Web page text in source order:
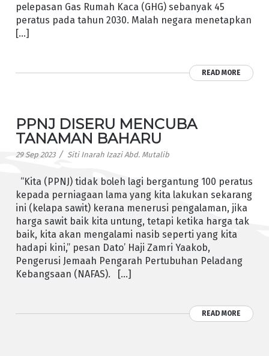
pelepasan Gas Rumah Kaca (GHG) sebanyak 45
peratus pada tahun 2030. Malah negara menetapkan
[…]
READ MORE
PPNJ DISERU MENCUBA
TANAMAN BAHARU
29 Sep 2023 / Siti Inarah Izazi Abd. Mutalib
“Kita (PPNJ) tidak boleh lagi bergantung 100 peratus
kepada perniagaan lama yang kita lakukan sekarang
ini (kelapa sawit) kerana menerusi pengalaman, jika
harga sawit baik kita untung, tetapi ketika harga tak
baik, kita akan mengalami nasib seperti yang kita
hadapi kini,” pesan Dato’ Haji Zamri Yaakob,
Pengerusi Jemaah Pengarah Pertubuhan Peladang
Kebangsaan (NAFAS). […]
READ MORE